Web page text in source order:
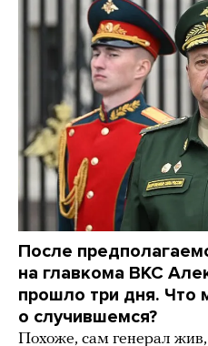
После
на главкома ВКС
прошло три дня. Что
о случившемся?
Похоже, сам генерал жив,